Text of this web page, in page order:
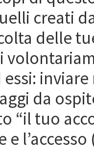
creati
delle
da
“il tuo
e